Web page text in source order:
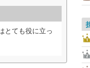
とても役に立っ